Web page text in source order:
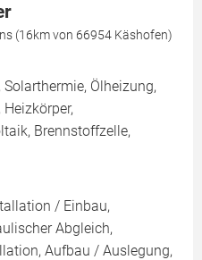
(16km von 66954 Käshofen)
Ölheizung,
Brennstoffzelle,
/ Einbau,
Abgleich,
Aufbau / Auslegung,